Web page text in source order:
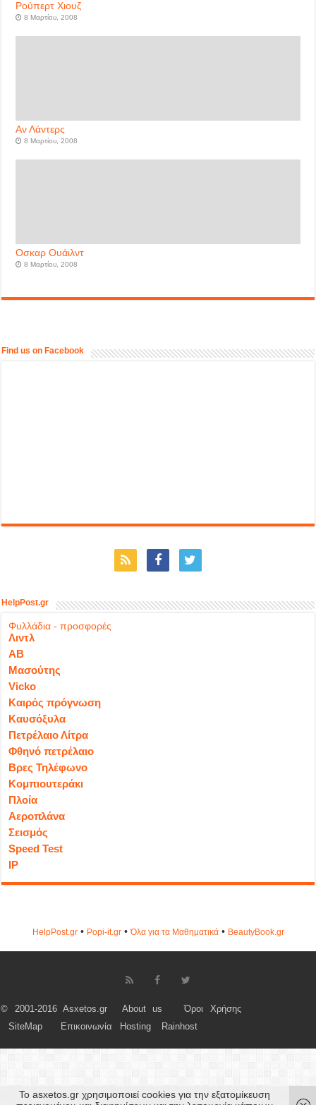
Ρούπερτ Χιουζ
8 Μαρτίου, 2008
Αν Λάντερς
8 Μαρτίου, 2008
Οσκαρ Ουάιλντ
8 Μαρτίου, 2008
Find us on Facebook
HelpPost.gr
Φυλλάδια - προσφορές
Λιντλ
ΑΒ
Μασούτης
Vicko
Καιρός πρόγνωση
Καυσόξυλα
Πετρέλαιο Λίτρα
Φθηνό πετρέλαιο
Βρες Τηλέφωνο
Κομπιουτεράκι
Πλοία
Αεροπλάνα
Σεισμός
Speed Test
IP
HelpPost.gr• Popi-it.gr•Όλα για τα Μαθηματικά• ΒeautyΒook.gr
© 2001-2016 Asxetos.gr About us
Όροι Χρήσης
SiteMap
Επικοινωνία Hosting Rainhost
Το asxetos.gr χρησιμοποιεί cookies για την εξατομίκευση